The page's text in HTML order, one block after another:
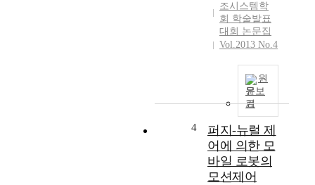
조시스템학
회 학술발표
대회 논문집
Vol.2013 No.4
원
문보
기
4
퍼지-뉴럴 제
어에 의한 모
바일 로봇의
모션제어